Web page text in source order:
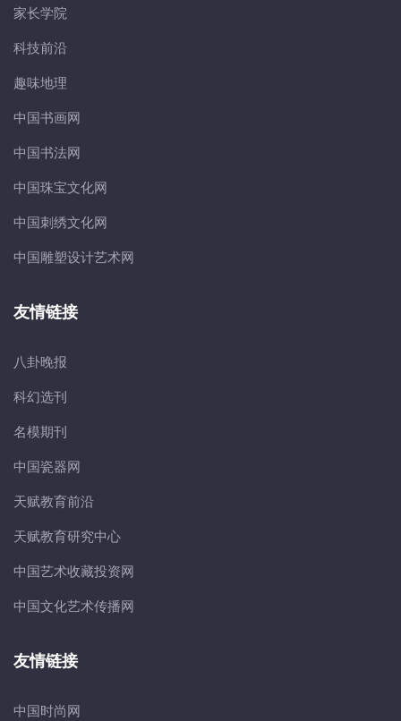
家长学院
科技前沿
趣味地理
中国书画网
中国书法网
中国珠宝文化网
中国刺绣文化网
中国雕塑设计艺术网
友情链接
八卦晚报
科幻选刊
名模期刊
中国瓷器网
天赋教育前沿
天赋教育研究中心
中国艺术收藏投资网
中国文化艺术传播网
友情链接
中国时尚网